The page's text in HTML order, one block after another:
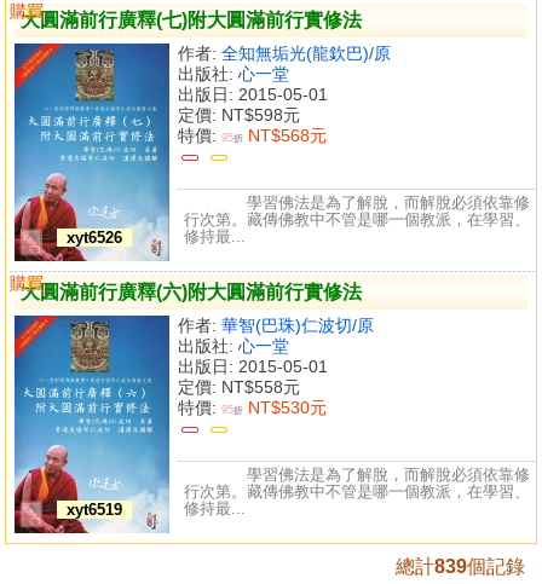
大圓滿前行廣釋(七)附大圓滿前行實修法
xyt6526
作者: 全知無垢光(龍欽巴)/原
出版社: 心一堂
出版日: 2015-05-01
定價: NT$598元
特價: 95折 NT$568元
購買
比較
學習佛法是為了解脫，而解脫必須依靠修
行次第。藏傳佛教中不管是哪一個教派，在學習、
修持最...
大圓滿前行廣釋(六)附大圓滿前行實修法
xyt6519
作者: 華智(巴珠)仁波切/原
出版社: 心一堂
出版日: 2015-05-01
定價: NT$558元
特價: 95折 NT$530元
購買
比較
學習佛法是為了解脫，而解脫必須依靠修
行次第。藏傳佛教中不管是哪一個教派，在學習、
修持最...
總計839個記錄